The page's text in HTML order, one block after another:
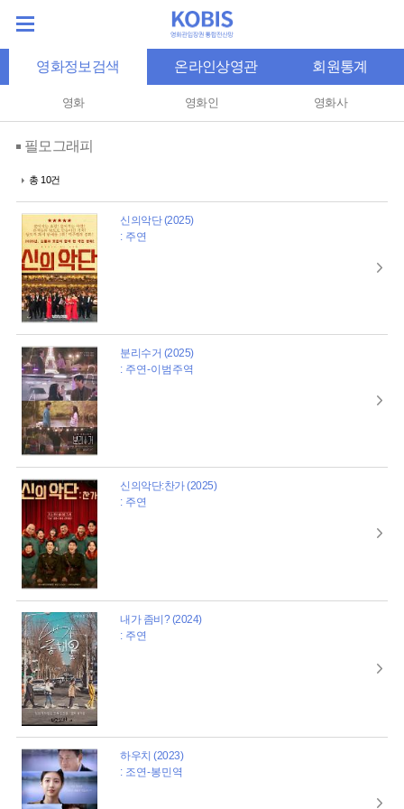
영화정보검색 온라인상영관 회원통계
영화 영화인 영화사
필모그래피
총 10건
신의악단 (2025)
: 주연
분리수거 (2025)
: 주연-이범주역
신의악단:찬가 (2025)
: 주연
내가 좀비? (2024)
: 주연
하우치 (2023)
: 조연-봉민역